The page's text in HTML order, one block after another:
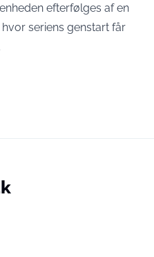
efterfølges af en
seriens genstart får